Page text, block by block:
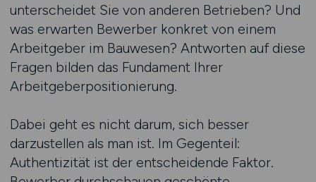
unterscheidet Sie von anderen Betrieben? Und
was erwarten Bewerber konkret von einem
Arbeitgeber im Bauwesen? Antworten auf diese
Fragen bilden das Fundament Ihrer
Arbeitgeberpositionierung.
Dabei geht es nicht darum, sich besser
darzustellen als man ist. Im Gegenteil:
Authentizität ist der entscheidende Faktor.